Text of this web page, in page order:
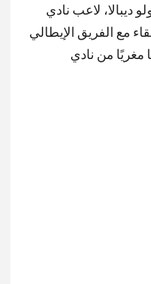
ديبالا، لاعب نادي
مع الفريق الإيطالي
من نادي